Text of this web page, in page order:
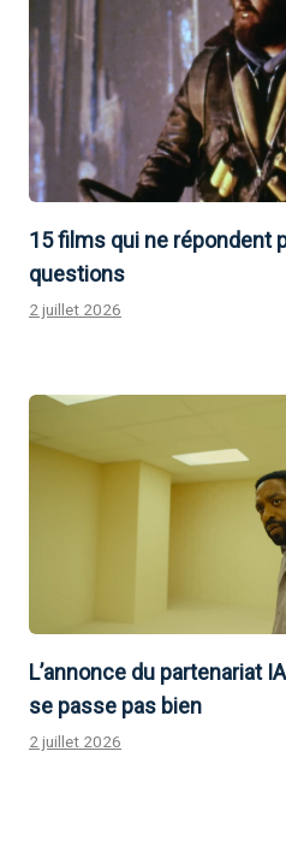
15 films qui ne répondent
questions
2 juillet 2026
L’annonce du partenariat
se passe pas bien
2 juillet 2026